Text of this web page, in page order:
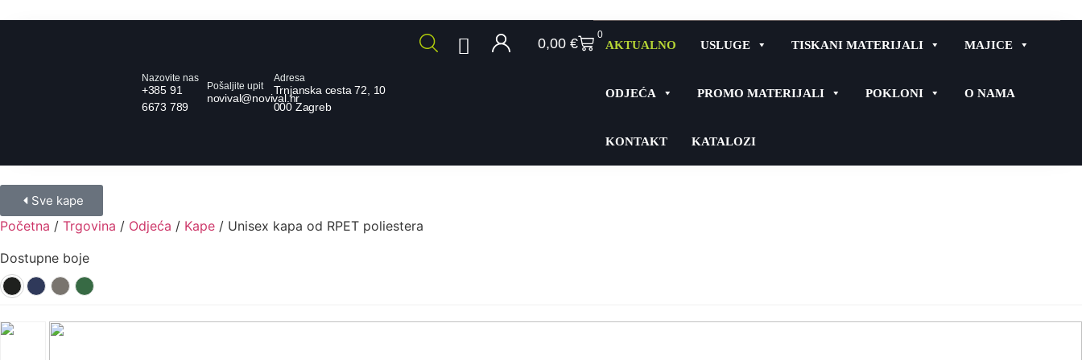
Nazovite nas
+385 91
6673 789
Pošaljite upit
novival@novival.hr
Adresa
Trnjanska cesta 72, 10
000 Zagreb
0,00 €
0
AKTUALNO USLUGE TISKANI MATERIJALI MAJICE
ODJEĆA PROMO MATERIJALI POKLONI O NAMA
KONTAKT KATALOZI
Sve kape
Početna / Trgovina / Odjeća / Kape / Unisex kapa od RPET poliestera
Dostupne boje